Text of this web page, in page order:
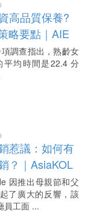
高品質保養?
略要點｜AIE
調查指出，熟齡女
均時間是22.4 分
惹議：如何有
？｜AsiaKOL
因推出母親節和父
了廣大的反響，該
員工面 ...